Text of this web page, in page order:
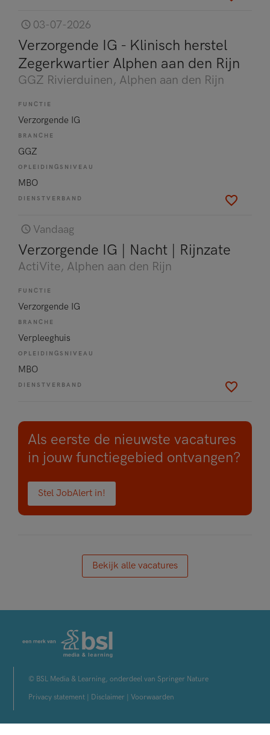
03-07-2026
Verzorgende IG - Klinisch herstel
Zegerkwartier Alphen aan den Rijn
GGZ Rivierduinen, Alphen aan den Rijn
FUNCTIE
Verzorgende IG
BRANCHE
GGZ
OPLEIDINGSNIVEAU
MBO
DIENSTVERBAND
Vandaag
Verzorgende IG | Nacht | Rijnzate
ActiVite, Alphen aan den Rijn
FUNCTIE
Verzorgende IG
BRANCHE
Verpleeghuis
OPLEIDINGSNIVEAU
MBO
DIENSTVERBAND
Als eerste de nieuwste vacatures
in jouw functiegebied ontvangen?
Stel JobAlert in!
Bekijk alle vacatures
© BSL Media & Learning, onderdeel van Springer Nature
Privacy statement | Disclaimer | Voorwaarden